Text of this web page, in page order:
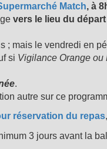
Match, à
vers le lieu du départ
; mais le vendredi en
si Vigilance Orange ou
.
autre sur ce
réservation du repas,
3 jours avant la